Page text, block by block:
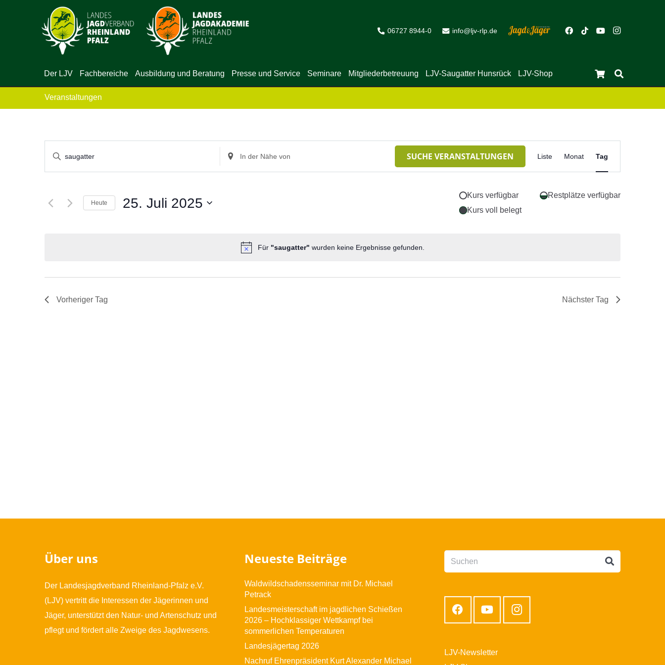
06727 8944-0 info@ljv-rlp.de
Der LJV Fachbereiche Ausbildung und Beratung Presse und Service Seminare Mitgliederbetreuung LJV-Saugatter Hunsrück LJV-Shop
Veranstaltungen
Für "saugatter" wurden keine Ergebnisse gefunden.
Veranstaltungen
Suche
und
Ansichten,
Bitte
Suche
Standort
eingeben.
SUCHE VERANSTALTUNGEN
Veranstaltung
Ansichten-
Navigation
Liste Monat Tag
Heute 25. Juli 2025 Kurs verfügbar
Restplätze verfügbar
Kurs voll belegt
Vorheriger Tag Nächster Tag
Über uns
Der Landesjagdverband Rheinland-Pfalz e.V.
(LJV) vertritt die Interessen der Jägerinnen und
Jäger, unterstützt den Natur- und Artenschutz und
pflegt und fördert alle Zweige des Jagdwesens.
Neueste Beiträge
Waldwildschadensseminar mit Dr. Michael
Petrack
Landesmeisterschaft im jagdlichen Schießen
2026 – Hochklassiger Wettkampf bei
sommerlichen Temperaturen
Landesjägertag 2026
Nachruf Ehrenpräsident Kurt Alexander Michael
LJV-Newsletter
Close